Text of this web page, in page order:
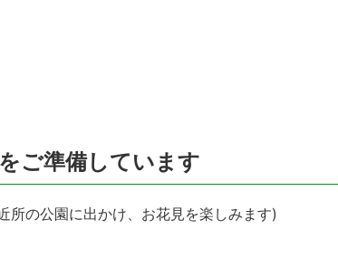
ご準備しています
所の公園に出かけ、お花見を楽しみます)